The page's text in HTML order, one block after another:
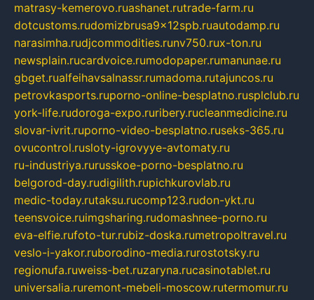
matrasy-kemerovo.ruashanet.rutrade-farm.ru
dotcustoms.rudomizbrusa9x12spb.ruautodamp.ru
narasimha.rudjcommodities.runv750.rux-ton.ru
newsplain.rucardvoice.rumodopaper.rumanunae.ru
gbget.rualfeihavsalnassr.rumadoma.rutajuncos.ru
petrovkasports.ruporno-online-besplatno.rusplclub.ru
york-life.rudoroga-expo.ruribery.rucleanmedicine.ru
slovar-ivrit.ruporno-video-besplatno.ruseks-365.ru
ovucontrol.rusloty-igrovyye-avtomaty.ru
ru-industriya.rurusskoe-porno-besplatno.ru
belgorod-day.rudigilith.rupichkurovlab.ru
medic-today.rutaksu.rucomp123.rudon-ykt.ru
teensvoice.ruimgsharing.rudomashnee-porno.ru
eva-elfie.rufoto-tur.rubiz-doska.rumetropoltravel.ru
veslo-i-yakor.ruborodino-media.rurostotsky.ru
regionufa.ruweiss-bet.ruzaryna.rucasinotablet.ru
universalia.ruremont-mebeli-moscow.rutermomur.ru